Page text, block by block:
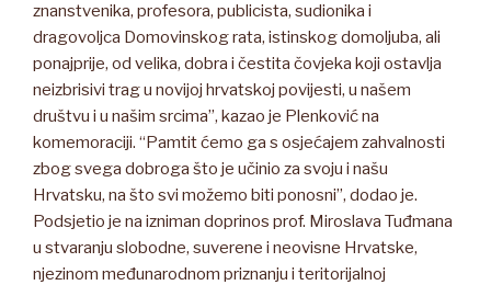
znanstvenika, profesora, publicista, sudionika i
dragovoljca Domovinskog rata, istinskog domoljuba, ali
ponajprije, od velika, dobra i čestita čovjeka koji ostavlja
neizbrisivi trag u novijoj hrvatskoj povijesti, u našem
društvu i u našim srcima”, kazao je Plenković na
komemoraciji. “Pamtit ćemo ga s osjećajem zahvalnosti
zbog svega dobroga što je učinio za svoju i našu
Hrvatsku, na što svi možemo biti ponosni”, dodao je.
Podsjetio je na izniman doprinos prof. Miroslava Tuđmana
u stvaranju slobodne, suverene i neovisne Hrvatske,
njezinom međunarodnom priznanju i teritorijalnoj